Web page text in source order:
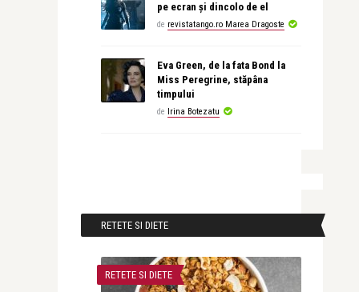
pe ecran și dincolo de el
de revistatango.ro Marea Dragoste
Eva Green, de la fata Bond la
Miss Peregrine, stăpâna
timpului
de Irina Botezatu
RETETE SI DIETE
RETETE SI DIETE